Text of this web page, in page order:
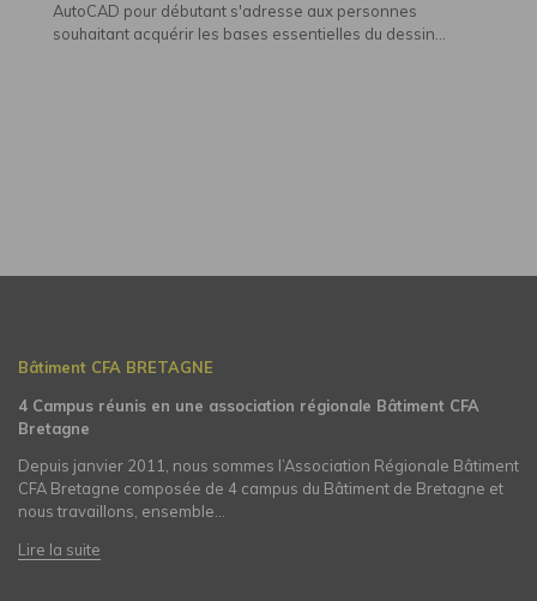
AutoCAD pour débutant s'adresse aux personnes
souhaitant acquérir les bases essentielles du dessin...
Bâtiment CFA BRETAGNE
4 Campus réunis en une association régionale Bâtiment CFA
Bretagne
Depuis janvier 2011, nous sommes l’Association Régionale Bâtiment
CFA Bretagne composée de 4 campus du Bâtiment de Bretagne et
nous travaillons, ensemble…
Lire la suite